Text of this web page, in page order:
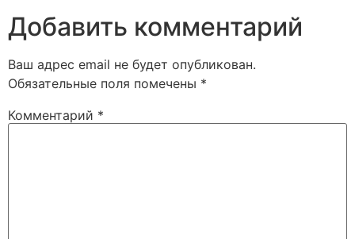
Добавить комментарий
Ваш адрес email не будет опубликован.
Обязательные поля помечены *
Комментарий *